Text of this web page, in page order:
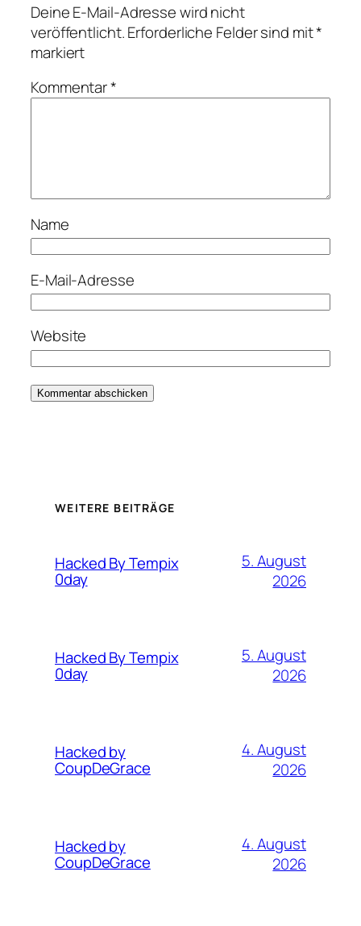
Deine E-Mail-Adresse wird nicht
veröffentlicht.Erforderliche Felder sind mit*
markiert
Kommentar*
Name
E-Mail-Adresse
Website
WEITERE BEITRÄGE
Hacked By Tempix
0day
5. August
2026
Hacked By Tempix
0day
5. August
2026
Hacked by
CoupDeGrace
4. August
2026
Hacked by
CoupDeGrace
4. August
2026